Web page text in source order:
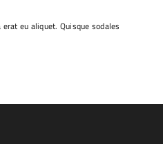
eu aliquet. Quisque sodales